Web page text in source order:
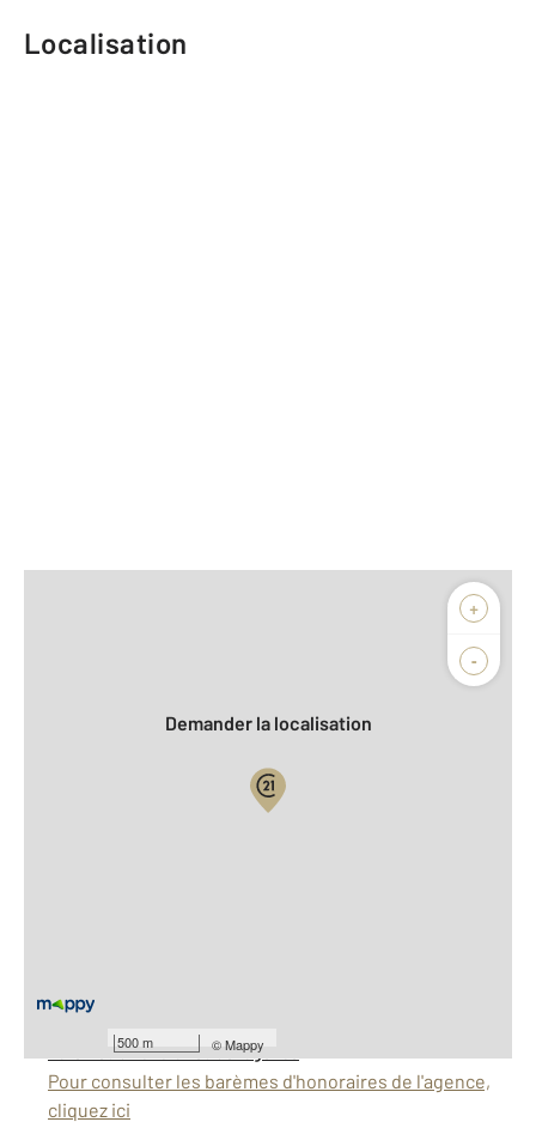
Localisation
+
-
500 m ©Mappy
Biens vendus
Demander la localisation
Taxe foncière : 1000 €
Barèmes d'honoraires de l'agence
Pour consulter les barèmes d'honoraires de l'agence,
cliquez ici